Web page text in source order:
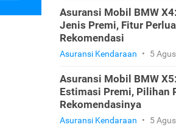
Asuransi Mobil BMW
Jenis Premi, Fitur
Rekomendasi
Asuransi Kendaraan • 5
Asuransi Mobil BMW X5:
Estimasi Premi, Pilihan
Rekomendasinya
Asuransi Kendaraan • 5